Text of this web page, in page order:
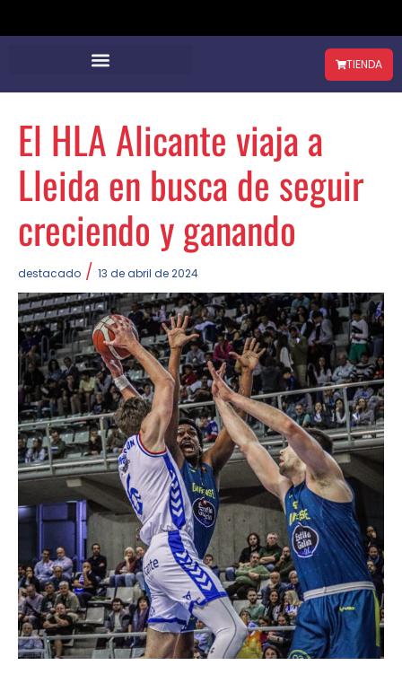
TIENDA
El HLA Alicante viaja a
Lleida en busca de seguir
creciendo y ganando
destacado / 13 de abril de 2024